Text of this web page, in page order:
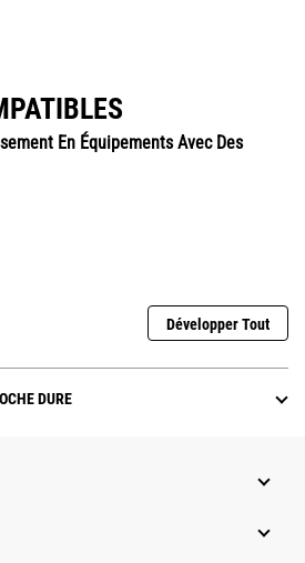
En Équipements Avec Des
Développer Tout
DURE